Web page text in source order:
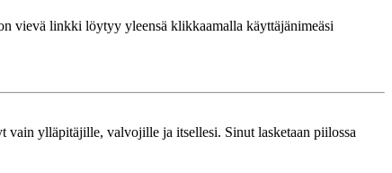
vievä linkki löytyy yleensä klikkaamalla käyttäjänimeäsi
vain ylläpitäjille, valvojille ja itsellesi. Sinut lasketaan piilossa